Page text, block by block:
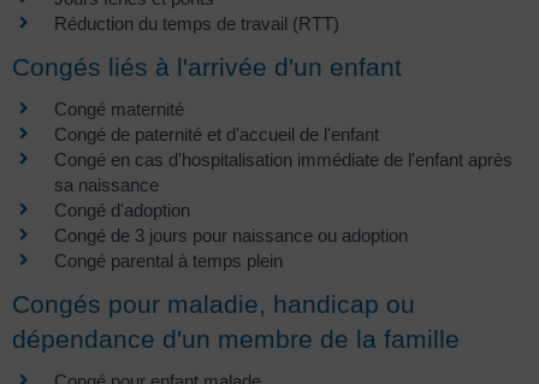
Réduction du temps de travail (RTT)
Congés liés à l'arrivée d'un enfant
Congé maternité
Congé de paternité et d'accueil de l'enfant
Congé en cas d'hospitalisation immédiate de l'enfant après
sa naissance
Congé d'adoption
Congé de 3 jours pour naissance ou adoption
Congé parental à temps plein
Congés pour maladie, handicap ou
dépendance d'un membre de la famille